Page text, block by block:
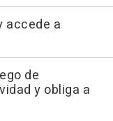
accede a
de
y obliga a